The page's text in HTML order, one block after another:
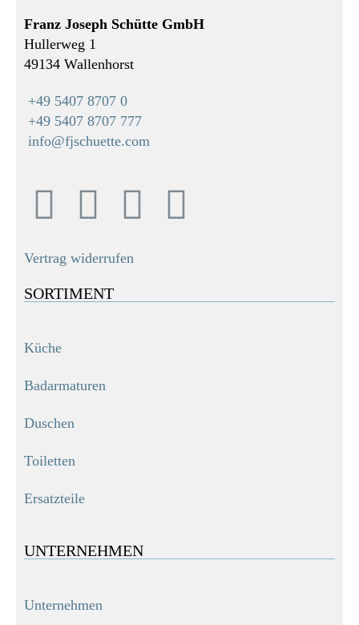
Franz Joseph Schütte GmbH
Hullerweg 1
49134 Wallenhorst
+49 5407 8707 0
+49 5407 8707 777
info@fjschuette.com
Vertrag widerrufen
SORTIMENT
Küche
Badarmaturen
Duschen
Toiletten
Ersatzteile
UNTERNEHMEN
Unternehmen